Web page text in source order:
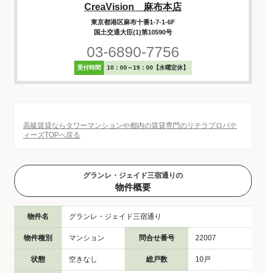
CreaVision 麻布本店
東京都港区麻布十番1-7-1-6F
国土交通大臣(1)第10590号
03-6890-7756
受付時間 10：00～19：00【水曜定休】
高級賃貸ならタワーマンションや都内の賃貸専門のリテラプロパテ
ィーズTOPへ戻る
グランレ・ジェイド三宿通りの
物件概要
物件名 グランレ・ジェイド三宿通り
物件種別 マンション 問合せ番号 22007
状態 空きなし 総戸数 10戸